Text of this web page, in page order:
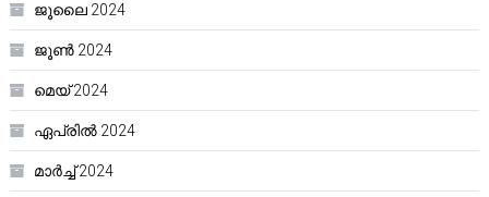
ജൂലൈ 2024
ജൂൺ 2024
മെയ്‌ 2024
ഏപ്രിൽ 2024
മാർച്ച്‌ 2024